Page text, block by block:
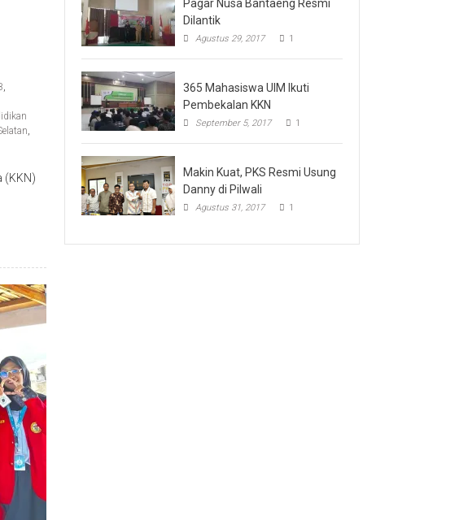
,
,
(KKN)
Pagar Nusa Bantaeng Resmi
Dilantik
Agustus 29, 2017 1
365 Mahasiswa UIM Ikuti
Pembekalan KKN
September 5, 2017 1
Makin Kuat, PKS Resmi Usung
Danny di Pilwali
Agustus 31, 2017 1